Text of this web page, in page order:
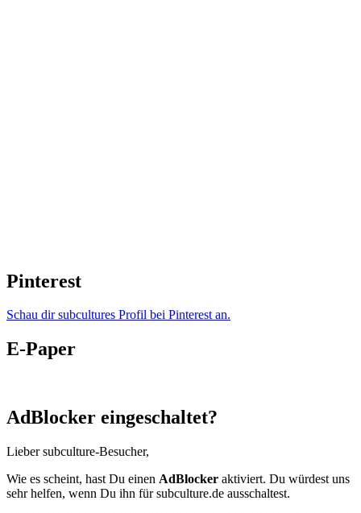
Pinterest
Schau dir subcultures Profil bei Pinterest an.
E-Paper
AdBlocker eingeschaltet?
Lieber subculture-Besucher,
Wie es scheint, hast Du einen AdBlocker aktiviert. Du würdest uns
sehr helfen, wenn Du ihn für subculture.de ausschaltest.